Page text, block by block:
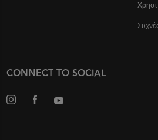
CONNECT TO SOCIAL